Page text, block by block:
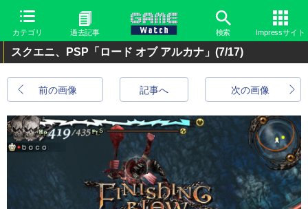
カテゴリ 過去記事 検索 Impressサイト
スクエニ、PSP「ロード オブ アルカナ」 (7/17)
前の画像 次の画像
記事へ